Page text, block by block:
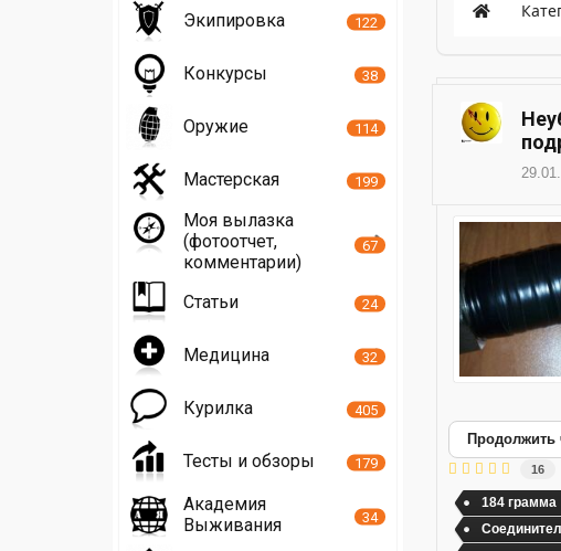
Продолжить
16
184 грамма
Экипировка 122
Конкурсы 38
Оружие 114
Мастерская 199
Моя вылазка
(фотоотчет,
комментарии)
67
Статьи 24
Медицина 32
Курилка 405
Тесты и обзоры 179
Академия
Выживания
34